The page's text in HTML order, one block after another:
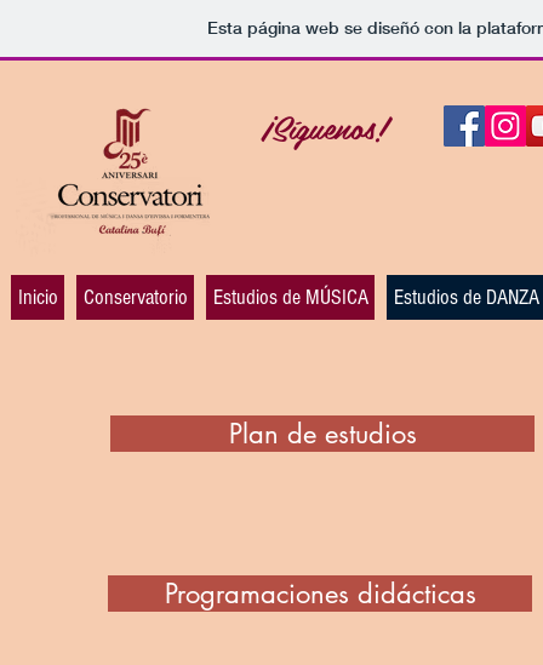
Esta página web se diseñó con la
¡Síguenos!
Inicio Conservatorio Estudios de MÚSICA Estudios de DANZA
Plan de estudios
Programaciones didácticas